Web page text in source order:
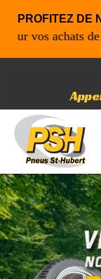
PROFITEZ DE
achats de